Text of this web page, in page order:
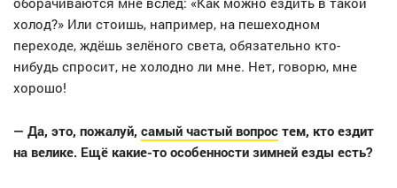
холод?» Или стоишь, например, на пешеходном
переходе, ждёшь зелёного света, обязательно кто-
нибудь спросит, не холодно ли мне. Нет, говорю, мне
хорошо!
— Да, это, пожалуй, самый частый вопрос тем, кто ездит
на велике. Ещё какие-то особенности зимней езды есть?